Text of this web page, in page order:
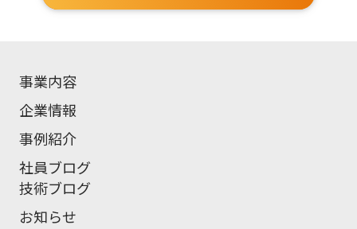
事業内容
企業情報
事例紹介
社員ブログ
技術ブログ
お知らせ